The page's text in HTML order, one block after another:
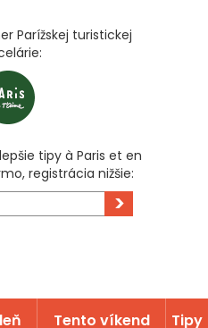
Parížskej turistickej
tipy à Paris et en
registrácia nižšie:
>
Tento víkend Tipy